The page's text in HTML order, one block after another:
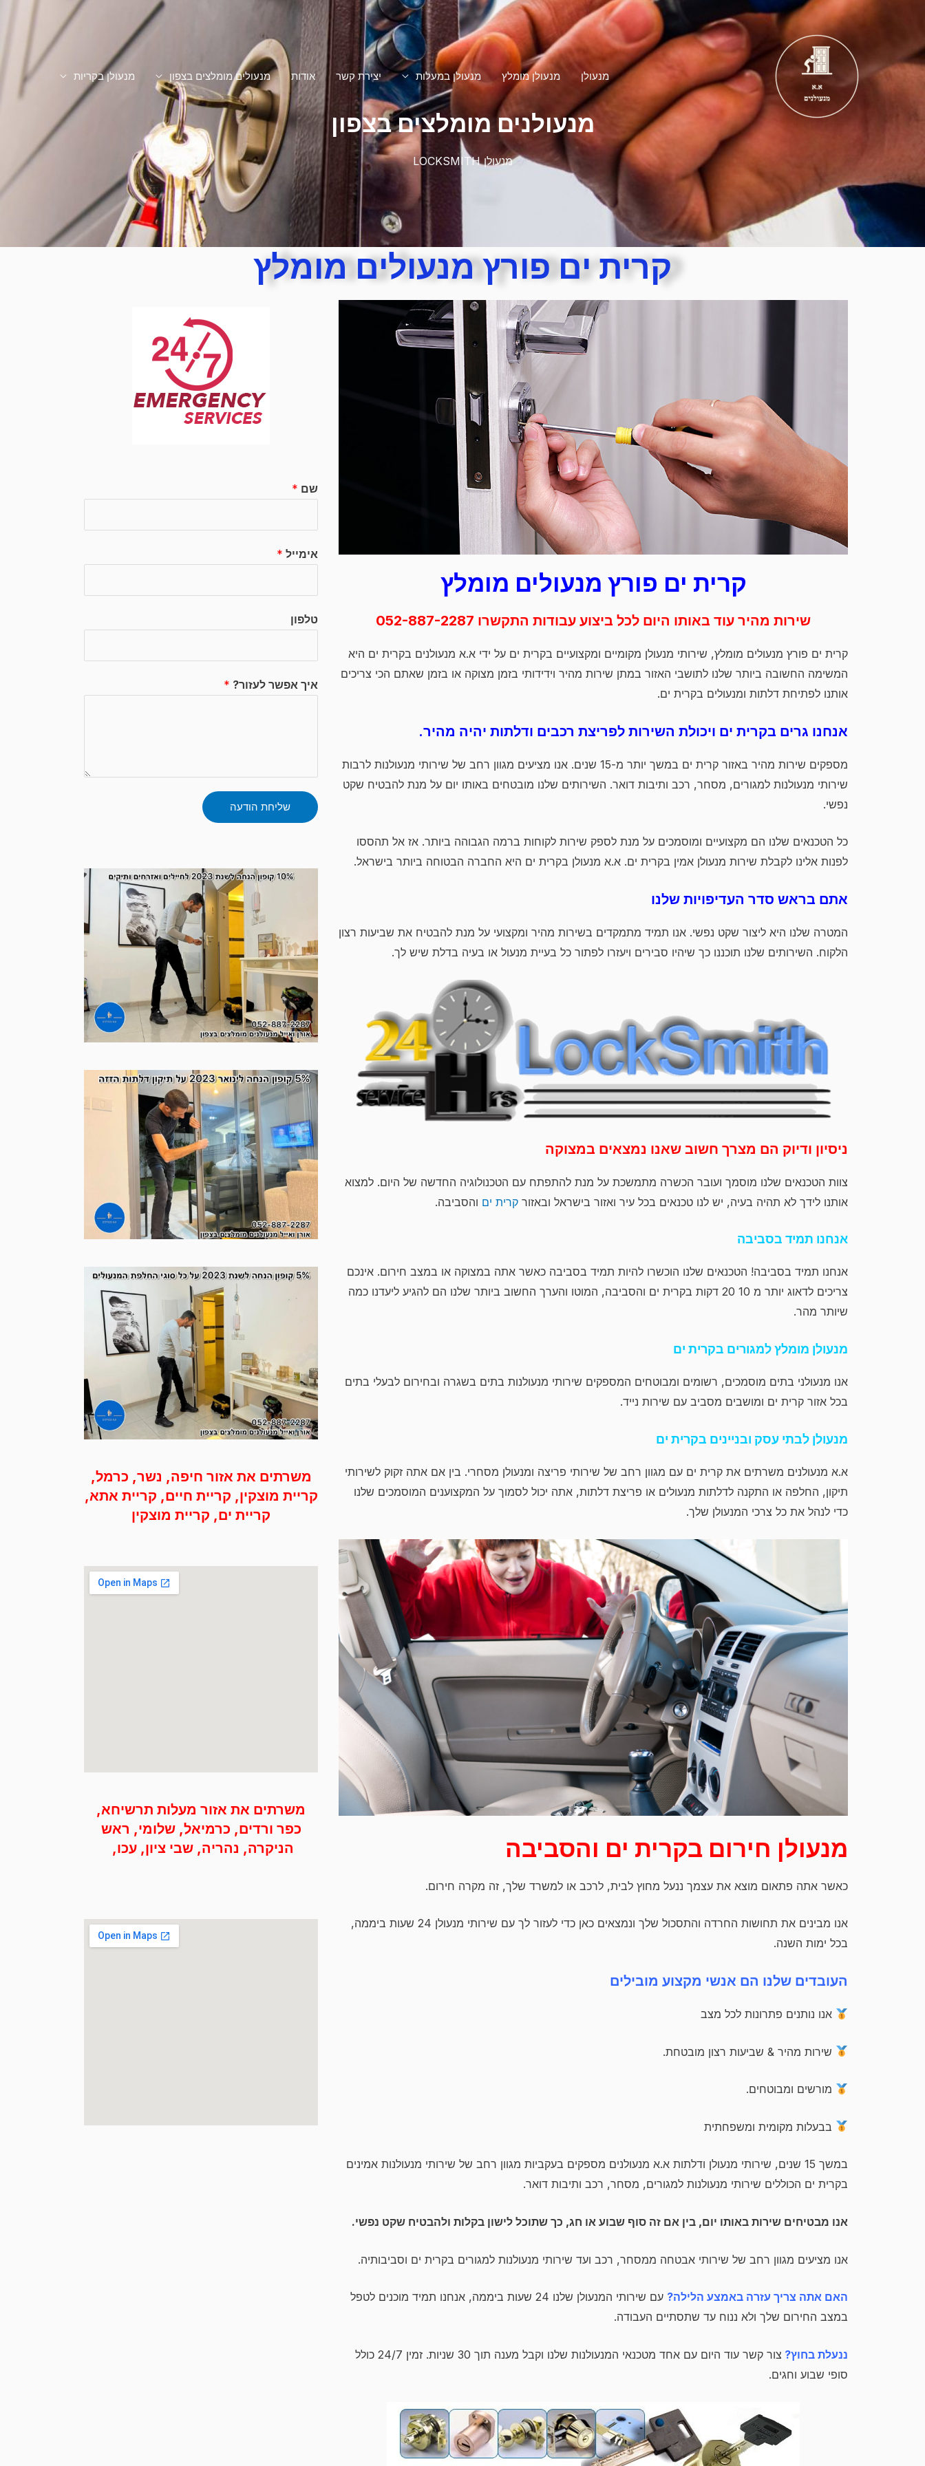
מנעולן מנעולן מומלץ מנעולן במעלות יצירת קשר אודות מנעולים מומלצים בצפון מנעולן בקריות
קרית ים פורץ מנעולים מומלץ
מנעולנים מומלצים בצפון
מנעולן LOCKSMITH
קרית ים פורץ מנעולים מומלץ
קרית ים פורץ מנעולים מומלץ
שירות מהיר עוד באותו היום לכל ביצוע עבודות התקשרו 052-887-2287
קרית ים פורץ מנעולים מומלץ, שירותי מנעולן מקומיים ומקצועיים בקרית ים על ידי א.א מנעולנים בקרית ים היא
המשימה החשובה ביותר שלנו לתושבי האזור במתן שירות מהיר וידידותי בזמן מצוקה או בזמן שאתם הכי צריכים
אותנו לפתיחת דלתות ומנעולים בקרית ים.
אנחנו גרים בקרית ים ויכולת השירות לפריצת רכבים ודלתות יהיה מהיר.
מספקים שירות מהיר באזור קרית ים במשך יותר מ-15 שנים. אנו מציעים מגוון רחב של שירותי מנעולנות לרבות
שירותי מנעולנות למגורים, מסחר, רכב ותיבות דואר. השירותים שלנו מובטחים באותו יום על מנת להבטיח שקט
נפשי.
כל הטכנאים שלנו הם מקצועיים ומוסמכים על מנת לספק שירות לקוחות ברמה הגבוהה ביותר. אז אל תהססו
לפנות אלינו לקבלת שירות מנעולן אמין בקרית ים. א.א מנעולן בקרית ים היא החברה הבטוחה ביותר בישראל.
אתם בראש סדר העדיפויות שלנו
המטרה שלנו היא ליצור שקט נפשי. אנו תמיד מתמקדים בשירות מהיר ומקצועי על מנת להבטיח את שביעות רצון
הלקוח. השירותים שלנו תוכננו כך שיהיו סבירים ויעזרו לפתור כל בעיית מנעול או בעיה בדלת שיש לך.
ניסיון ודיוק הם מצרך חשוב שאנו נמצאים במצוקה
צוות הטכנאים שלנו מוסמך ועובר הכשרה מתמשכת על מנת להתפתח עם הטכנולוגיה החדשה של היום. למצוא
אותנו לידך לא תהיה בעיה, יש לנו טכנאים בכל עיר ואזור בישראל ובאזור קרית ים והסביבה.
אנחנו תמיד בסביבה
אנחנו תמיד בסביבה! הטכנאים שלנו הוכשרו להיות תמיד בסביבה כאשר אתה במצוקה או במצב חירום. אינכם
צריכים לדאוג יותר מ 10 20 דקות בקרית ים והסביבה, המוטו והערך החשוב ביותר שלנו הם להגיע ליעדנו כמה
שיותר מהר.
מנעולן מומלץ למגורים בקרית ים
אנו מנעולני בתים מוסמכים, רשומים ומבוטחים המספקים שירותי מנעולנות בתים בשגרה ובחירום לבעלי בתים
בכל אזור קרית ים ומושבים מסביב עם שירות נייד.
מנעולן לבתי עסק ובניינים בקרית ים
א.א מנעולנים משרתים את קרית ים עם מגוון רחב של שירותי פריצה ומנעולן מסחרי. בין אם אתה זקוק לשירותי
תיקון, החלפה או התקנה לדלתות מנעולים או פריצת דלתות, אתה יכול לסמוך על המקצוענים המוסמכים שלנו
כדי לנהל את כל צרכי המנעולן שלך.
מנעולן חירום בקרית ים והסביבה
כאשר אתה פתאום מוצא את עצמך ננעל מחוץ לבית, לרכב או למשרד שלך, זה מקרה חירום.
אנו מבינים את תחושות החרדה והתסכול שלך ונמצאים כאן כדי לעזור לך עם שירותי מנעולן 24 שעות ביממה,
בכל ימות השנה.
העובדים שלנו הם אנשי מקצוע מובילים
אנו נותנים פתרונות לכל מצב
שירות מהיר & שביעות רצון מובטחת.
מורשים ומבוטחים.
בבעלות מקומית ומשפחתית
במשך 15 שנים, שירותי מנעולן ודלתות א.א מנעולנים מספקים בעקביות מגוון רחב של שירותי מנעולנות אמינים
בקרית ים הכוללים שירותי מנעולנות למגורים, מסחר, רכב ותיבות דואר.
אנו מבטיחים שירות באותו יום, בין אם זה סוף שבוע או חג, כך שתוכל לישון בקלות ולהבטיח שקט נפשי.
אנו מציעים מגוון רחב של שירותי אבטחה ממסחר, רכב ועד שירותי מנעולנות למגורים בקרית ים וסביבותיה.
האם אתה צריך עזרה באמצע הלילה?
עם שירותי המנעולן שלנו 24 שעות ביממה, אנחנו תמיד מוכנים לטפל
במצב החירום שלך ולא ננוח עד שתסתיים העבודה.
ננעלת בחוץ?
צור קשר עוד היום עם אחד מטכנאי המנעולנות שלנו וקבל מענה תוך 30 שניות. זמין 24/7 כולל
סופי שבוע וחגים.
שם *
אימייל *
טלפון
איך אפשר לעזור? *
שליחת הודעה
משרתים את אזור חיפה, נשר, כרמל,
קריית מוצקין, קריית חיים, קריית אתא,
קריית ים, קריית מוצקין
משרתים את אזור מעלות תרשיחא,
כפר ורדים, כרמיאל, שלומי, ראש
הניקרה, נהריה, שבי ציון, עכו, ‭